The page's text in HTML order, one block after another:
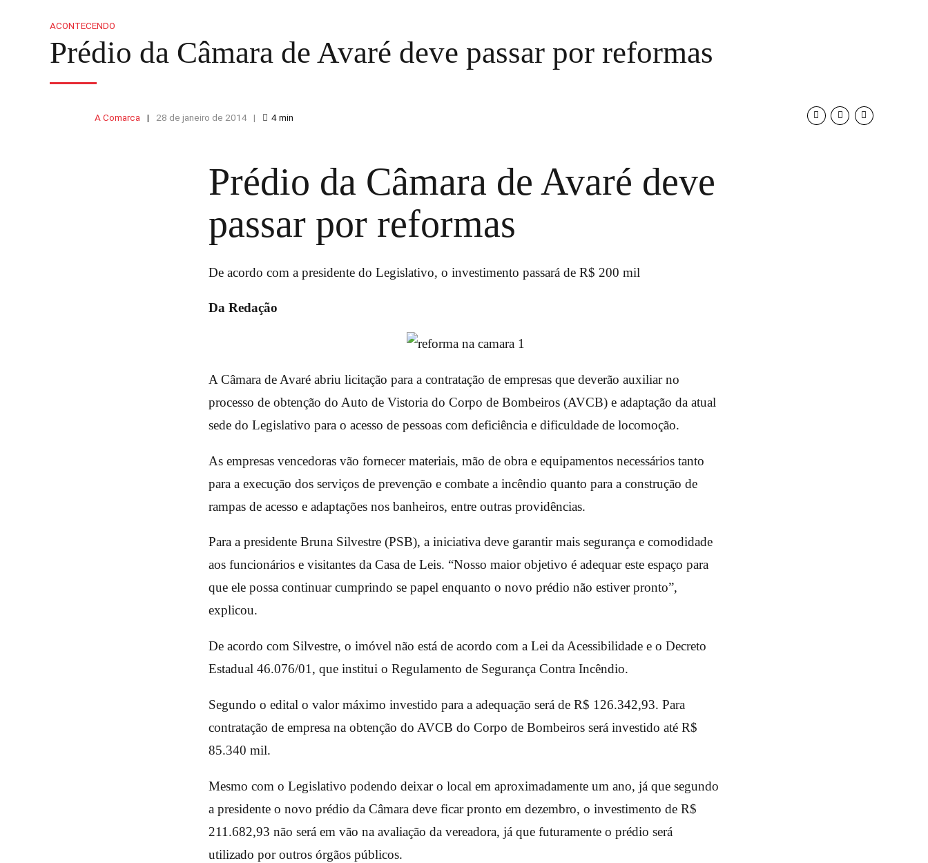
ACONTECENDO
Prédio da Câmara de Avaré deve passar por reformas
A Comarca 28 de janeiro de 2014 4min
Prédio da Câmara de Avaré deve
passar por reformas
De acordo com a presidente do Legislativo, o investimento passará de R$ 200 mil
Da Redação
A Câmara de Avaré abriu licitação para a contratação de empresas que deverão auxiliar no
processo de obtenção do Auto de Vistoria do Corpo de Bombeiros (AVCB) e adaptação da atual
sede do Legislativo para o acesso de pessoas com deficiência e dificuldade de locomoção.
As empresas vencedoras vão fornecer materiais, mão de obra e equipamentos necessários tanto
para a execução dos serviços de prevenção e combate a incêndio quanto para a construção de
rampas de acesso e adaptações nos banheiros, entre outras providências.
Para a presidente Bruna Silvestre (PSB), a iniciativa deve garantir mais segurança e comodidade
aos funcionários e visitantes da Casa de Leis. “Nosso maior objetivo é adequar este espaço para
que ele possa continuar cumprindo se papel enquanto o novo prédio não estiver pronto”,
explicou.
De acordo com Silvestre, o imóvel não está de acordo com a Lei da Acessibilidade e o Decreto
Estadual 46.076/01, que institui o Regulamento de Segurança Contra Incêndio.
Segundo o edital o valor máximo investido para a adequação será de R$ 126.342,93. Para
contratação de empresa na obtenção do AVCB do Corpo de Bombeiros será investido até R$
85.340 mil.
Mesmo com o Legislativo podendo deixar o local em aproximadamente um ano, já que segundo
a presidente o novo prédio da Câmara deve ficar pronto em dezembro, o investimento de R$
211.682,93 não será em vão na avaliação da vereadora, já que futuramente o prédio será
utilizado por outros órgãos públicos.